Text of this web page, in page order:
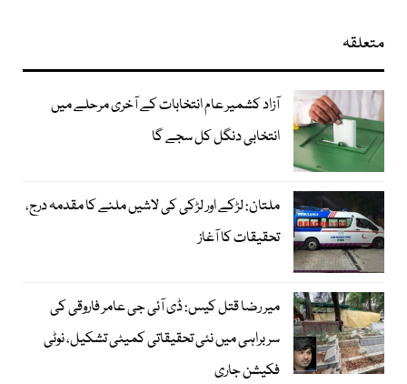
متعلقہ
آزاد کشمیر عام انتخابات کے آخری مرحلے میں
انتخابی دنگل کل سجے گا
ملتان: لڑکے اور لڑکی کی لاشیں ملنے کا مقدمہ درج،
تحقیقات کا آغاز
میر رضا قتل کیس: ڈی آئی جی عامر فاروقی کی
سربراہی میں نئی تحقیقاتی کمیٹی تشکیل، نوٹی
فکیشن جاری